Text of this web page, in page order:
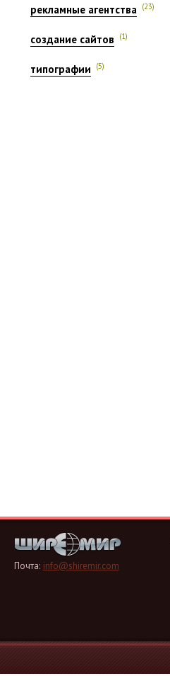
рекламные агентства (23)
создание сайтов (1)
типографии (5)
Почта: info@shiremir.com